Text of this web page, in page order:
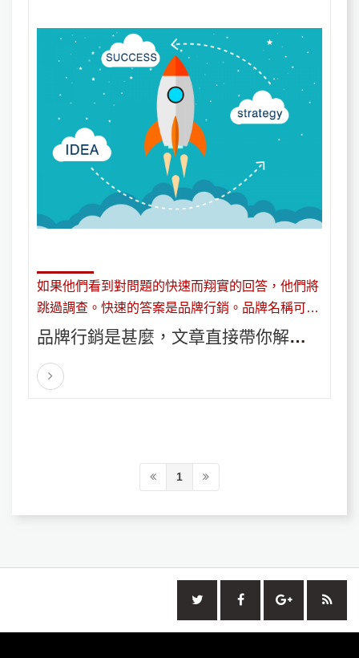
如果他們看到對問題的快速而翔實的回答，他們將
跳過調查。快速的答案是品牌行銷。品牌名稱可立
即告知客戶公司的聲譽，使他們能夠信任企業提供
稱（或品牌徽標的外觀）就會使客戶對業務的所有
體驗和看法都變幻莫測，無論好壞。
品牌行銷是甚麼，文章直接帶你解析
技巧、迷思，品牌策略等等
1